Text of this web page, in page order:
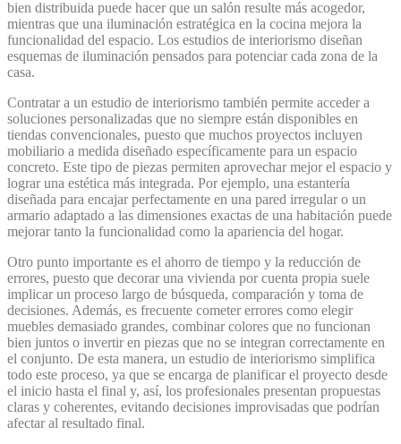
bien distribuida puede hacer que un salón resulte más acogedor,
mientras que una iluminación estratégica en la cocina mejora la
funcionalidad del espacio. Los estudios de interiorismo diseñan
esquemas de iluminación pensados para potenciar cada zona de la
casa.
Contratar a un estudio de interiorismo también permite acceder a
soluciones personalizadas que no siempre están disponibles en
tiendas convencionales, puesto que muchos proyectos incluyen
mobiliario a medida diseñado específicamente para un espacio
concreto. Este tipo de piezas permiten aprovechar mejor el espacio y
lograr una estética más integrada. Por ejemplo, una estantería
diseñada para encajar perfectamente en una pared irregular o un
armario adaptado a las dimensiones exactas de una habitación puede
mejorar tanto la funcionalidad como la apariencia del hogar.
Otro punto importante es el ahorro de tiempo y la reducción de
errores, puesto que decorar una vivienda por cuenta propia suele
implicar un proceso largo de búsqueda, comparación y toma de
decisiones. Además, es frecuente cometer errores como elegir
muebles demasiado grandes, combinar colores que no funcionan
bien juntos o invertir en piezas que no se integran correctamente en
el conjunto. De esta manera, un estudio de interiorismo simplifica
todo este proceso, ya que se encarga de planificar el proyecto desde
el inicio hasta el final y, así, los profesionales presentan propuestas
claras y coherentes, evitando decisiones improvisadas que podrían
afectar al resultado final.